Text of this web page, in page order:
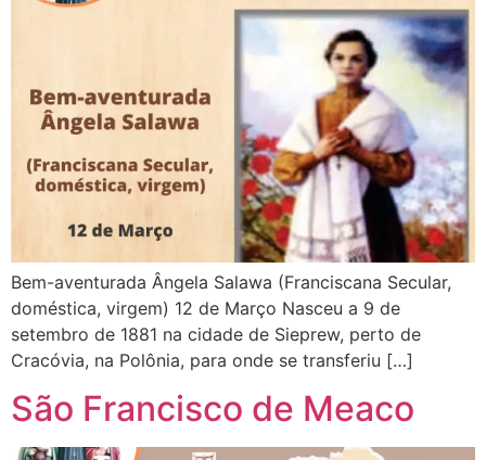
Bem-aventurada Ângela Salawa (Franciscana Secular,
doméstica, virgem) 12 de Março Nasceu a 9 de
setembro de 1881 na cidade de Sieprew, perto de
Cracóvia, na Polônia, para onde se transferiu […]
São Francisco de Meaco